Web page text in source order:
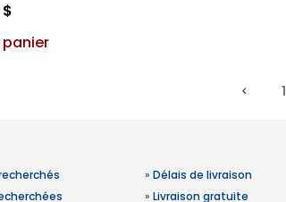
$
1
» Délais de livraison
» Livraison gratuite